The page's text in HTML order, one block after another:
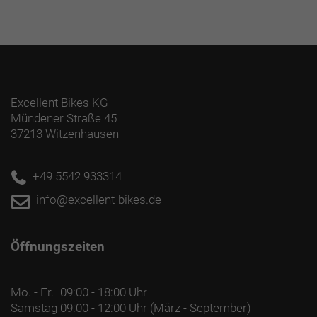
Räder: Bontrager Paradigm Comp 25, Tubeless
Bontrager Paradigm Comp 25, Tubeless Ready, 25
mm Innenweite, 11/12fach-Freilaufnabe von
Shimano, 142 x 12 mm-Steckachse
Marke Trek:Trek Bicycle GmbH
06116 Halle (Saale)
Telefon: 00800 8735 8735
Excellent Bikes KG
Mündener Straße 45
37213 Witzenhausen
+49 5542 933314
info@excellent-bikes.de
Öffnungszeiten
Mo. - Fr.
09:00 - 18:00 Uhr
Samstag 09:00 - 12:00 Uhr (März - September)